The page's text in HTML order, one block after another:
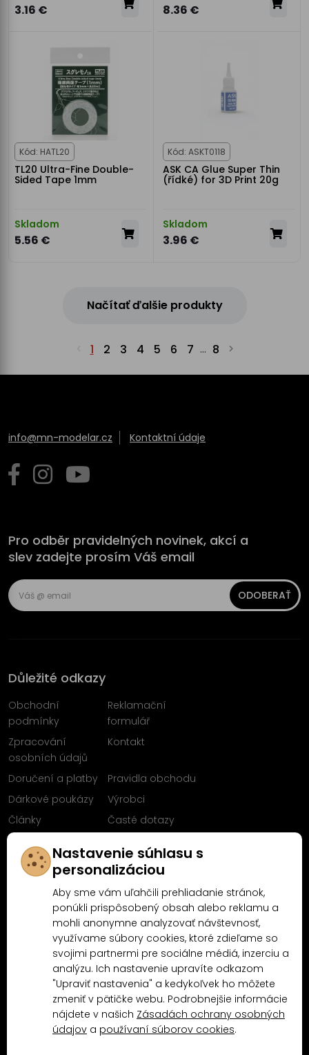
3.16 € 8.36 €
Kód: HATL20
TL20 Ultra-Fine Double-
Sided Tape 1mm
Skladom
5.56 €
Kód: ASKT0118
ASK CA Glue Super Thin
(řídké) for 3D Print 20g
Skladom
3.96 €
Načítať ďalšie produkty
1 2 3 4 5 6 7 ... 8
info@mn-modelar.cz Kontaktní údaje
Pro odběr pravidelných novinek, akcí a
slev zadejte prosím Váš email
ODOBERAŤ
Důležité odkazy
Obchodní
podmínky
Reklamační
formulář
Zpracování
osobních údajů
Kontakt
Doručení a platby
Pravidla obchodu
Dárkové poukázy
Výrobci
Články
Časté dotazy
Facebooku
Proč nakoupit u MN-Modelář.cz
4.9/5(10481x) 4.5/5 (189x)
Nastavenie súhlasu s
personalizáciou
Aby sme vám uľahčili prehliadanie stránok,
ponúkli prispôsobený obsah alebo reklamu a
mohli anonymne analyzovať návštevnosť,
využívame súbory cookies, ktoré zdieľame so
svojimi partnermi pre sociálne médiá, inzerciu a
analýzu. Ich nastavenie upravíte odkazom
"Upraviť nastavenia" a kedykoľvek ho môžete
zmeniť v pätičke webu. Podrobnejšie informácie
nájdete v našich Zásadách ochrany osobných
údajov a používaní súborov cookies.